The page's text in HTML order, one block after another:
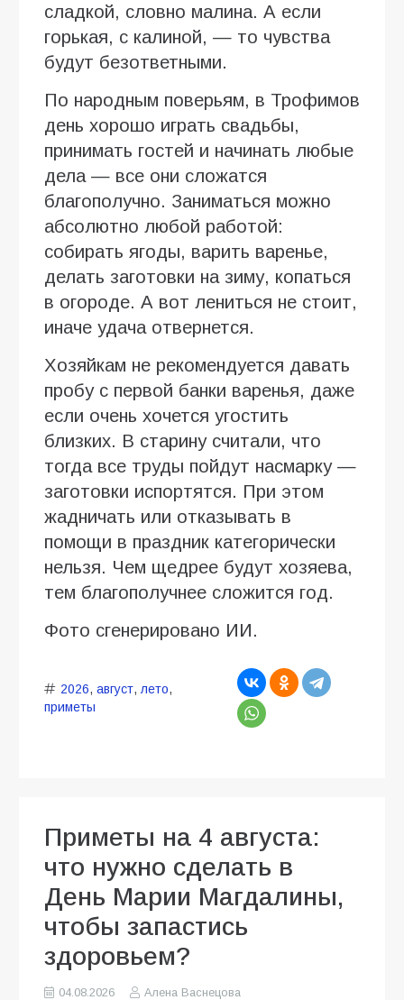
сладкой, словно малина. А если
горькая, с калиной, — то чувства
будут безответными.
По народным поверьям, в Трофимов
день хорошо играть свадьбы,
принимать гостей и начинать любые
дела — все они сложатся
благополучно. Заниматься можно
абсолютно любой работой:
собирать ягоды, варить варенье,
делать заготовки на зиму, копаться
в огороде. А вот лениться не стоит,
иначе удача отвернется.
Хозяйкам не рекомендуется давать
пробу с первой банки варенья, даже
если очень хочется угостить
близких. В старину считали, что
тогда все труды пойдут насмарку —
заготовки испортятся. При этом
жадничать или отказывать в
помощи в праздник категорически
нельзя. Чем щедрее будут хозяева,
тем благополучнее сложится год.
Фото сгенерировано ИИ.
2026, август, лето,
приметы
Приметы на 4 августа:
что нужно сделать в
День Марии Магдалины,
чтобы запастись
здоровьем?
04.08.2026
Алена Васнецова